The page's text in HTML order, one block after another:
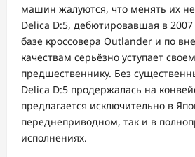
машин жалуются, что менять их
Delica D:5, дебютировавшая в 2007
базе кроссовера Outlander и по
качествам серьёзно уступает
предшественнику. Без
Delica D:5 продержалась на
предлагается исключительно в
переднеприводном, так и в
исполнениях.